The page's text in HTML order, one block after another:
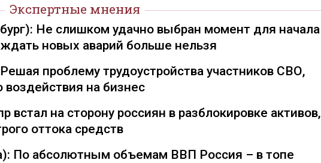
Экспертные мнения
Не слишком удачно выбран момент для начала
новых аварий больше нельзя
проблему трудоустройства участников СВО,
на бизнес
на сторону россиян в разблокировке активов,
оттока средств
По абсолютным объемам ВВП Россия – в топе